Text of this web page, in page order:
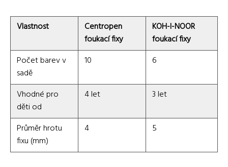
Vlastnost
Centropen
foukací fixy
KOH-I-NOOR
foukací fixy
Počet barev v
sadě
10 6
Vhodné pro
děti od
4 let 3 let
Průměr hrotu
fixu (mm)
4 5